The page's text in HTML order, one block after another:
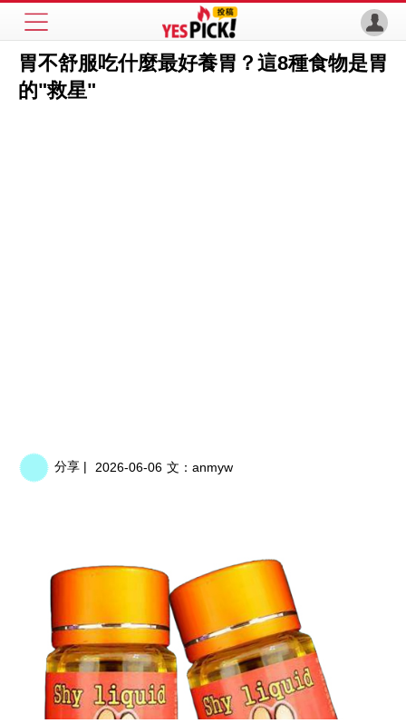
胃不舒服吃什麼最好養胃？這8種食物是胃
的"救星"
分享 | 2026-06-06 文： anmyw